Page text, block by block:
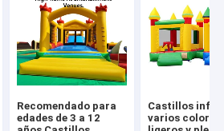
Recomendado para
edades de 3 a 12
Castillos
varios colores